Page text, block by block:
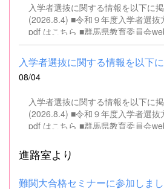
する方は、応募できませんので御了承く
方公務員法第16条に該当する者（
る人） ・禁錮以上の刑に処せられ、その執行を終わるまで
又は執行を受けることがなくなるまでの者 ・群
して懲戒免職の処分を受け、当該
しない者 ・人事委員会又は公平委員会の委員の職にあっ
て、地方公務員法第60条から第63
政府を暴力で破壊することを主張
結成し、又はこれに加入した者 （2）平成11年改正前の民
法の規定による準禁治産の宣告を
入学者選抜に関する情報を以下に掲
(2026.8.4) ■令和９年度入学者選抜
pdf はこちら ■群馬県教育委員会
するページはこちら
08/04
入学者選抜に関する情報を以下に掲
(2026.8.4) ■令和９年度入学者選抜
pdf はこちら ■群馬県教育委員会
進路室より
難関大合格セミナーに参加しま